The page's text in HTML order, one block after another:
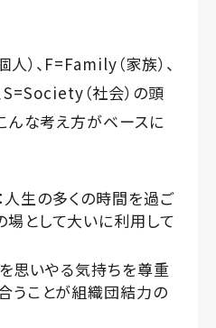
）、F=Family（家族）、
S=Society（社会）の頭
んな考え方がベースに
生の多くの時間を過ご
として大いに利用して
思いやる気持ちを尊重
うことが組織団結力の